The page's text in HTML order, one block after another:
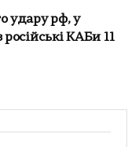
удару рф, у
КАБи 11